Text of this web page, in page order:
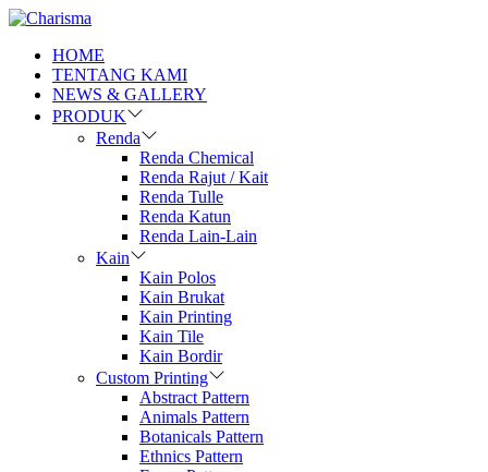
HOME
TENTANG KAMI
NEWS & GALLERY
PRODUK
Renda
Renda Chemical
Renda Rajut / Kait
Renda Tulle
Renda Katun
Renda Lain-Lain
Kain
Kain Polos
Kain Brukat
Kain Printing
Kain Tile
Kain Bordir
Custom Printing
Abstract Pattern
Animals Pattern
Botanicals Pattern
Ethnics Pattern